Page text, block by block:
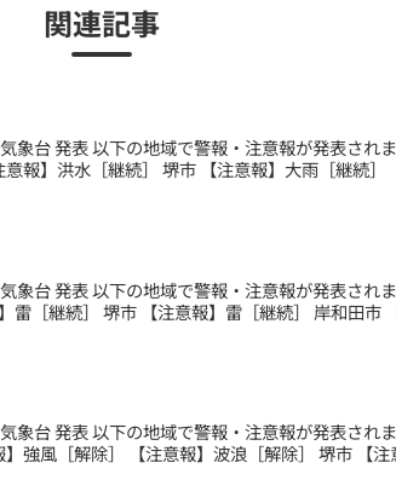
関連記事
象台 発表 以下の地域で警報・注意報が発表され
意報】洪水［継続］ 堺市 【注意報】大雨［継続
象台 発表 以下の地域で警報・注意報が発表され
雷［継続］ 堺市 【注意報】雷［継続］ 岸和田市
象台 発表 以下の地域で警報・注意報が発表され
強風［解除］ 【注意報】波浪［解除］ 堺市 【